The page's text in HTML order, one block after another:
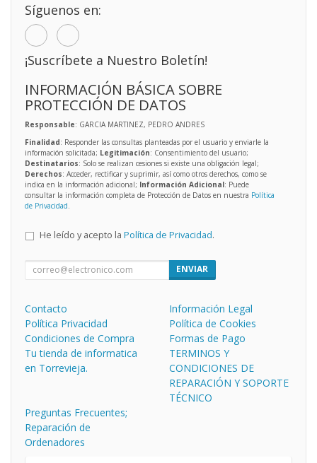
Síguenos en:
¡Suscríbete a Nuestro Boletín!
INFORMACIÓN BÁSICA SOBRE
PROTECCIÓN DE DATOS
Responsable: GARCIA MARTINEZ, PEDRO ANDRES
Finalidad: Responder las consultas planteadas por el usuario y enviarle la
información solicitada; Legitimación: Consentimiento del usuario;
Destinatarios: Solo se realizan cesiones si existe una obligación legal;
Derechos: Acceder, rectificar y suprimir, así como otros derechos, como se
indica en la información adicional; Información Adicional: Puede
consultar la información completa de Protección de Datos en nuestra Política
de Privacidad
He leído y acepto la Política de Privacidad.
ENVIAR
Contacto
Información Legal
Política Privacidad
Política de Cookies
Condiciones de Compra
Formas de Pago
Tu tienda de informatica
en Torrevieja.
TERMINOS Y
CONDICIONES DE
REPARACIÓN Y SOPORTE
TÉCNICO
Preguntas Frecuentes;
Reparación de
Ordenadores